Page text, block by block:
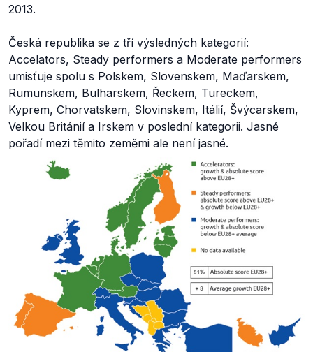
2013.
Česká republika se z tří výsledných kategorií:
Accelators, Steady performers a Moderate performers
umisťuje spolu s Polskem, Slovenskem, Maďarskem,
Rumunskem, Bulharskem, Řeckem, Tureckem,
Kyprem, Chorvatskem, Slovinskem, Itálií, Švýcarskem,
Velkou Británií a Irskem v poslední kategorii. Jasné
pořadí mezi těmito zeměmi ale není jasné.